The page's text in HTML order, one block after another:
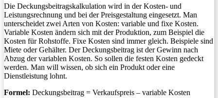
Die Deckungsbeitragskalkulation wird in der Kosten- und
Leistungsrechnung und bei der Preisgestaltung eingesetzt. Man
unterscheidet zwei Arten von Kosten: variable und fixe Kosten.
Variable Kosten ändern sich mit der Produktion, zum Beispiel die
Kosten für Rohstoffe. Fixe Kosten sind immer gleich. Beispiele sind
Miete oder Gehälter. Der Deckungsbeitrag ist der Gewinn nach
Abzug der variablen Kosten. So sollen die festen Kosten gedeckt
werden. Man will wissen, ob sich ein Produkt oder eine
Dienstleistung lohnt.
Formel: Deckungsbeitrag = Verkaufspreis – variable Kosten